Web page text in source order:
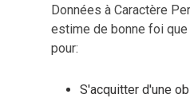
Données à Caractère
estime de bonne foi
pour:
S'acquitter d'une